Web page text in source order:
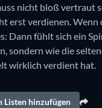
nicht bloß vertraut
erst verdienen. Wenn
Dann fühlt sich ein
sondern wie die
wirklich verdient hat.
Listen hinzufügen